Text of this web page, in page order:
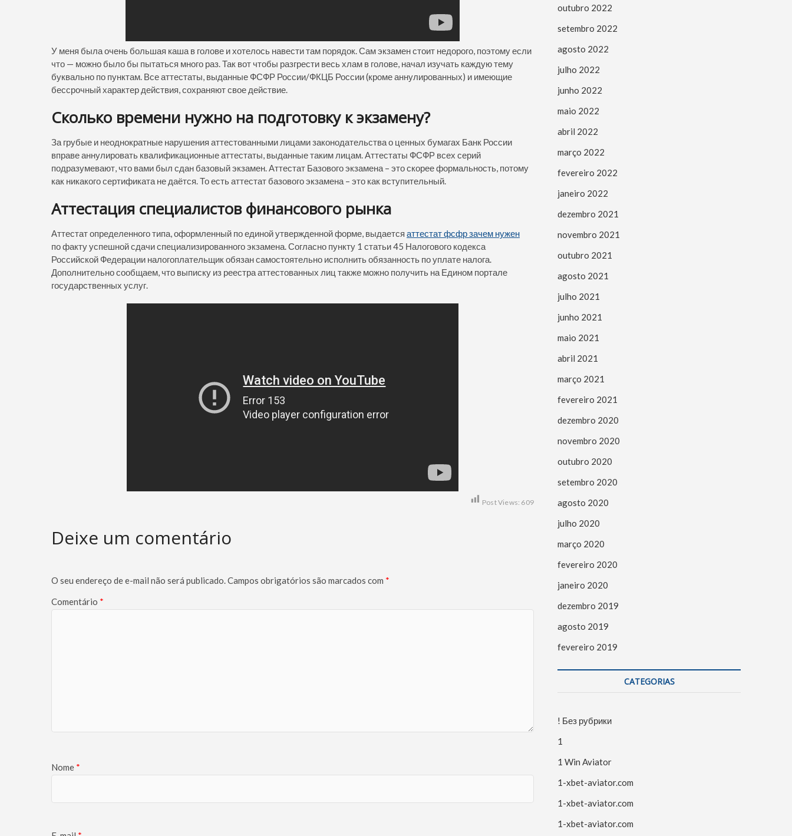
У меня была очень большая каша в голове и хотелось навести там порядок. Сам экзамен стоит недорого, поэтому если
что — можно было бы пытаться много раз. Так вот чтобы разгрести весь хлам в голове, начал изучать каждую тему
буквально по пунктам. Все аттестаты, выданные ФСФР России/ФКЦБ России (кроме аннулированных) и имеющие
бессрочный характер действия, сохраняют свое действие.
Сколько времени нужно на подготовку к экзамену?
За грубые и неоднократные нарушения аттестованными лицами законодательства о ценных бумагах Банк России
вправе аннулировать квалификационные аттестаты, выданные таким лицам. Аттестаты ФСФР всех серий
подразумевают, что вами был сдан базовый экзамен. Аттестат Базового экзамена – это скорее формальность, потому
как никакого сертификата не даётся. То есть аттестат базового экзамена – это как вступительный.
Аттестация специалистов финансового рынка
Аттестат определенного типа, оформленный по единой утвержденной форме, выдается аттестат фсфр зачем нужен
по факту успешной сдачи специализированного экзамена. Согласно пункту 1 статьи 45 Налогового кодекса
Российской Федерации налогоплательщик обязан самостоятельно исполнить обязанность по уплате налога.
Дополнительно сообщаем, что выписку из реестра аттестованных лиц также можно получить на Едином портале
государственных услуг.
Post Views: 609
Deixe um comentário
O seu endereço de e-mail não será publicado.Campos obrigatórios são marcados com *
Comentário *
Nome *
outubro 2022
setembro 2022
agosto 2022
julho 2022
junho 2022
maio 2022
abril 2022
março 2022
fevereiro 2022
janeiro 2022
dezembro 2021
novembro 2021
outubro 2021
agosto 2021
julho 2021
junho 2021
maio 2021
abril 2021
março 2021
fevereiro 2021
dezembro 2020
novembro 2020
outubro 2020
setembro 2020
agosto 2020
julho 2020
março 2020
fevereiro 2020
janeiro 2020
dezembro 2019
agosto 2019
fevereiro 2019
CATEGORIAS
! Без рубрики
1
1 Win Aviator
1-xbet-aviator.com
1-xbet-aviator.com
1-xbet-aviator.com